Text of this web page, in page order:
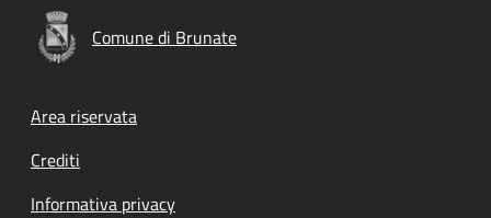
Comune di Brunate
Footer menu
Area riservata
Crediti
Informativa privacy